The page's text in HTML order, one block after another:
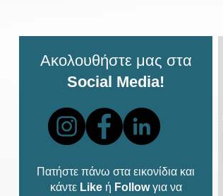
Ακολουθήστε μας στα
Social Media!
Πατήστε πάνω στα εικονίδια και
κάντε Like ή Followγια να